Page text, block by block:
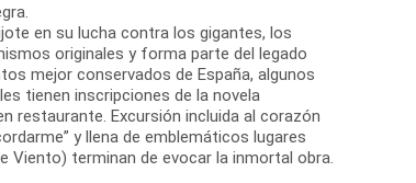
en su lucha contra los gigantes, los
originales y forma parte del legado
mejor conservados de España, algunos
tienen inscripciones de la novela
restaurante. Excursión incluida al corazón
y llena de emblemáticos lugares
Viento) terminan de evocar la inmortal obra.